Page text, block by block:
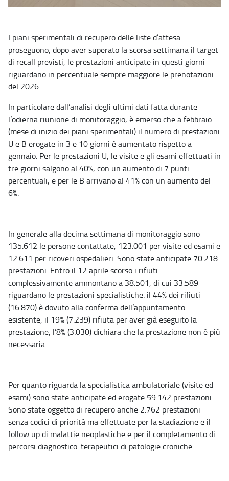
I piani sperimentali di recupero delle liste d’attesa
proseguono, dopo aver superato la scorsa settimana il target
di recall previsti, le prestazioni anticipate in questi giorni
riguardano in percentuale sempre maggiore le prenotazioni
del 2026.
In particolare dall’analisi degli ultimi dati fatta durante
l’odierna riunione di monitoraggio, è emerso che a febbraio
(mese di inizio dei piani sperimentali) il numero di prestazioni
U e B erogate in 3 e 10 giorni è aumentato rispetto a
gennaio. Per le prestazioni U, le visite e gli esami effettuati in
tre giorni salgono al 40%, con un aumento di 7 punti
percentuali, e per le B arrivano al 41% con un aumento del
6%.
In generale alla decima settimana di monitoraggio sono
135.612 le persone contattate, 123.001 per visite ed esami e
12.611 per ricoveri ospedalieri. Sono state anticipate 70.218
prestazioni. Entro il 12 aprile scorso i rifiuti
complessivamente ammontano a 38.501, di cui 33.589
riguardano le prestazioni specialistiche: il 44% dei rifiuti
(16.870) è dovuto alla conferma dell’appuntamento
esistente, il 19% (7.239) rifiuta per aver già eseguito la
prestazione, l’8% (3.030) dichiara che la prestazione non è più
necessaria.
Per quanto riguarda la specialistica ambulatoriale (visite ed
esami) sono state anticipate ed erogate 59.142 prestazioni.
Sono state oggetto di recupero anche 2.762 prestazioni
senza codici di priorità ma effettuate per la stadiazione e il
follow up di malattie neoplastiche e per il completamento di
percorsi diagnostico-terapeutici di patologie croniche.